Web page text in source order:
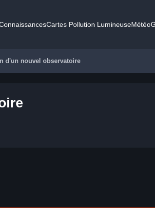
Cartes Pollution LumineuseMétéo
d'un nouvel observatoire